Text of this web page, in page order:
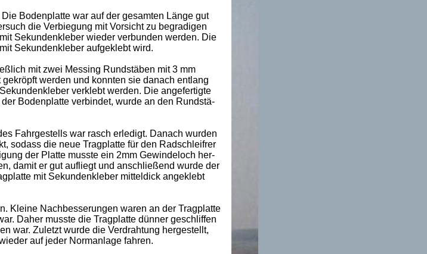
Bodenplatte war auf der gesamten Länge gut
die Verbiegung mit Vorsicht zu begradigen
Sekundenkleber wieder verbunden werden. Die
Sekundenkleber aufgeklebt wird.
mit zwei Messing Rundstäben mit 3 mm
werden und konnten sie danach entlang
verklebt werden. Die angefertigte
Bodenplatte verbindet, wurde an den Rundstä-
Fahrgestells war rasch erledigt. Danach wurden
sodass die neue Tragplatte für den Radschleifrer
der Platte musste ein 2mm Gewindeloch her-
damit er gut aufliegt und anschließend wurde der
mit Sekundenkleber mitteldick angeklebt
Kleine Nachbesserungen waren an der Tragplatte
Daher musste die Tragplatte dünner geschliffen
war. Zuletzt wurde die Verdrahtung hergestellt,
auf jeder Normanlage fahren.